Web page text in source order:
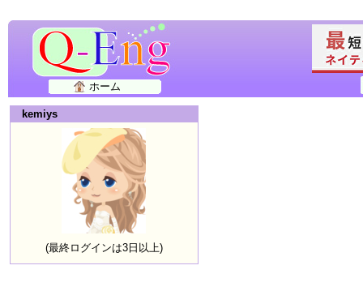
ホーム
kemiys
(最終ログインは3日以上)